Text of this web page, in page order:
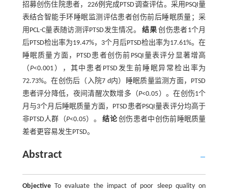
招募创伤住院患者，226例完成PTSD调查评估。采用PSQI量
表结合智能手环睡眠监测评估患者创伤前后睡眠质量；采
用PCL-C量表随访测评PTSD发生情况。结果 创伤患者1个月
后PTSD检出率为19.47%，3个月后PTSD检出率为17.61%。在
睡眠质量方面，PTSD患者创伤前PSQI量表评分显著增高
（P<0.001），其中患者PTSD发生前睡眠异常检出率为
72.73%。在创伤后（入院7 d内）睡眠质量监测方面，PTSD
患者评分降低，夜间清醒次数增多（P<0.05）。在创伤1个
月与3个月后睡眠质量方面，PTSD患者PSQI量表评分均高于
非PTSD人群（P<0.05）。结论创伤患者中创伤前睡眠质量
差者更容易发生PTSD。
Abstract
ObjectiveTo evaluate the impact of poor sleep quality on